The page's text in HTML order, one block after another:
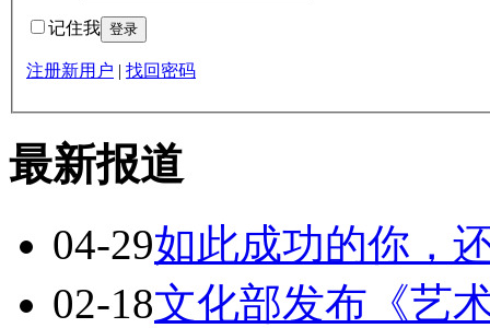
记住我
注册新用户 找回密码
最新报道
04-29如此成功的你，
02-18文化部发布《艺